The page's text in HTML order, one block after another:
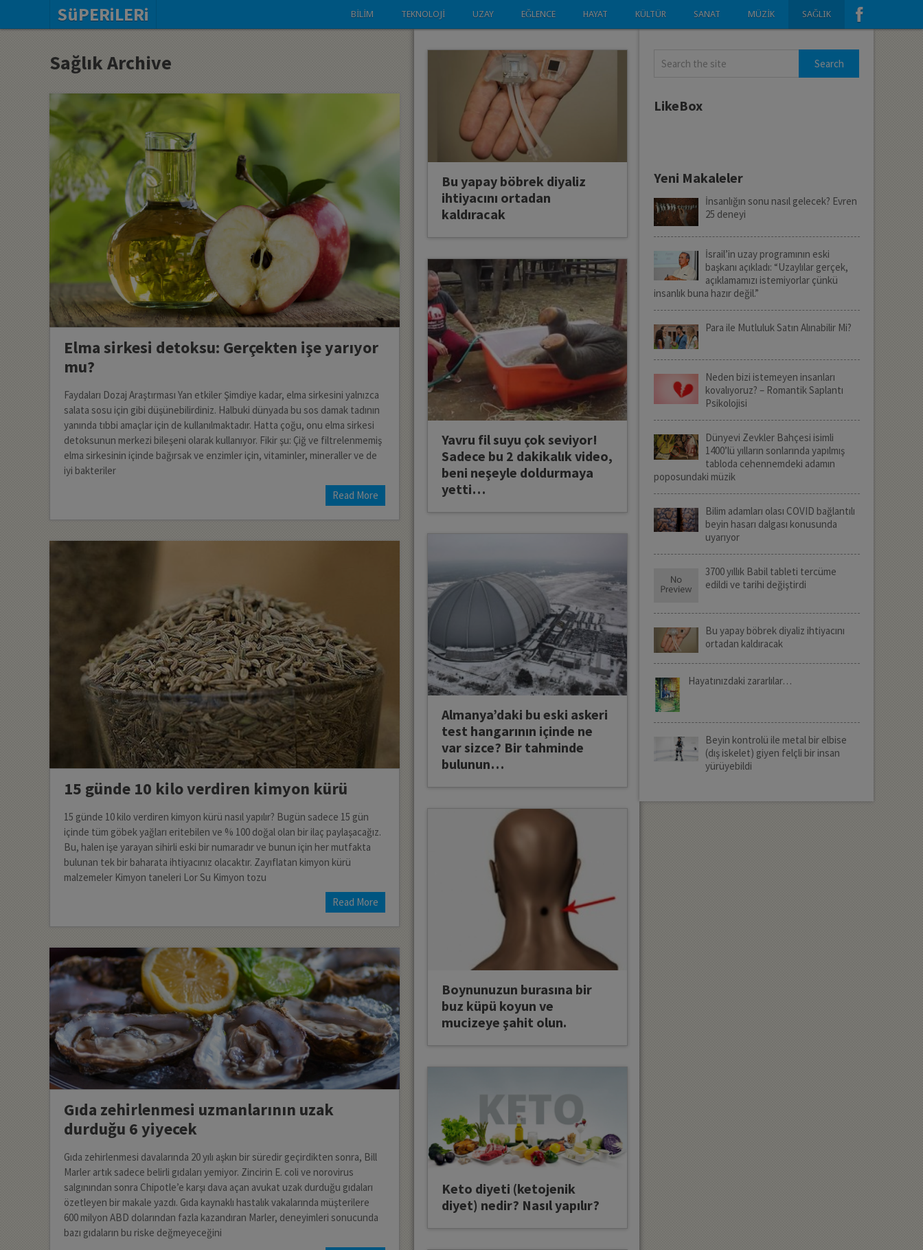
SüPERiLERi BILIM TEKNOLOJI UZAY EĞLENCE HAYAT KÜLTÜR SANAT MÜZIK SAĞLIK
Sağlık Archive
Elma sirkesi detoksu: Gerçekten işe yarıyor
mu?
Faydaları Dozaj Araştırması Yan etkiler Şimdiye kadar, elma sirkesini yalnızca
salata sosu için gibi düşünebilirdiniz. Halbuki dünyada bu sos damak tadının
yanında tıbbi amaçlar için de kullanılmaktadır. Hatta çoğu, onu elma sirkesi
detoksunun merkezi bileşeni olarak kullanıyor. Fikir şu: Çiğ ve filtrelenmemiş
elma sirkesinin içinde bağırsak ve enzimler için, vitaminler, mineraller ve de
iyi bakteriler
Read More
15 günde 10 kilo verdiren kimyon kürü
15 günde 10 kilo verdiren kimyon kürü nasıl yapılır? Bugün sadece 15 gün
içinde tüm göbek yağları eritebilen ve % 100 doğal olan bir ilaç paylaşacağız.
Bu, halen işe yarayan sihirli eski bir numaradır ve bunun için her mutfakta
bulunan tek bir baharata ihtiyacınız olacaktır. Zayıflatan kimyon kürü
malzemeler Kimyon taneleri Lor Su Kimyon tozu
Read More
Gıda zehirlenmesi uzmanlarının uzak
durduğu 6 yiyecek
Gıda zehirlenmesi davalarında 20 yılı aşkın bir süredir geçirdikten sonra, Bill
Marler artık sadece belirli gıdaları yemiyor. Zincirin E. coli ve norovirus
salgınından sonra Chipotle’e karşı dava açan avukat uzak durduğu gıdaları
özetleyen bir makale yazdı. Gıda kaynaklı hastalık vakalarında müşterilere
600 milyon ABD dolarından fazla kazandıran Marler, deneyimleri sonucunda
bazı gıdaların bu riske değmeyeceğini
Bu yapay böbrek diyaliz
ihtiyacını ortadan
kaldıracak
Yavru fil suyu çok seviyor!
Sadece bu 2 dakikalık video,
beni neşeyle doldurmaya
yetti…
Almanya’daki bu eski askeri
test hangarının içinde ne
var sizce? Bir tahminde
bulunun…
Boynunuzun burasına bir
buz küpü koyun ve
mucizeye şahit olun.
Keto diyeti (ketojenik
diyet) nedir? Nasıl yapılır?
LikeBox
Yeni Makaleler
İnsanlığın sonu nasıl gelecek? Evren
25 deneyi
İsrail’in uzay programının eski
başkanı açıkladı: “Uzaylılar gerçek,
açıklamamızı istemiyorlar çünkü
insanlık buna hazır değil.”
Para ile Mutluluk Satın Alınabilir Mi?
Neden bizi istemeyen insanları
kovalıyoruz? – Romantik Saplantı
Psikolojisi
Dünyevi Zevkler Bahçesi isimli
1400’lü yılların sonlarında yapılmış
tabloda cehennemdeki adamın
poposundaki müzik
Bilim adamları olası COVID bağlantılı
beyin hasarı dalgası konusunda
uyarıyor
3700 yıllık Babil tableti tercüme
edildi ve tarihi değiştirdi
Bu yapay böbrek diyaliz ihtiyacını
ortadan kaldıracak
Hayatınızdaki zararlılar…
Beyin kontrolü ile metal bir elbise
(dış iskelet) giyen felçli bir insan
yürüyebildi